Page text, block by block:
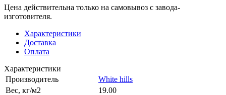
Цена действительна только на самовывоз с завода-
изготовителя.
Характеристики
Доставка
Оплата
Характеристики
Производитель
White hills
Вес, кг/м2
19.00